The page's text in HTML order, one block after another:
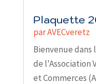
Plaquette
parAVECveretz
Bienvenue
de l'Association
et Commerces